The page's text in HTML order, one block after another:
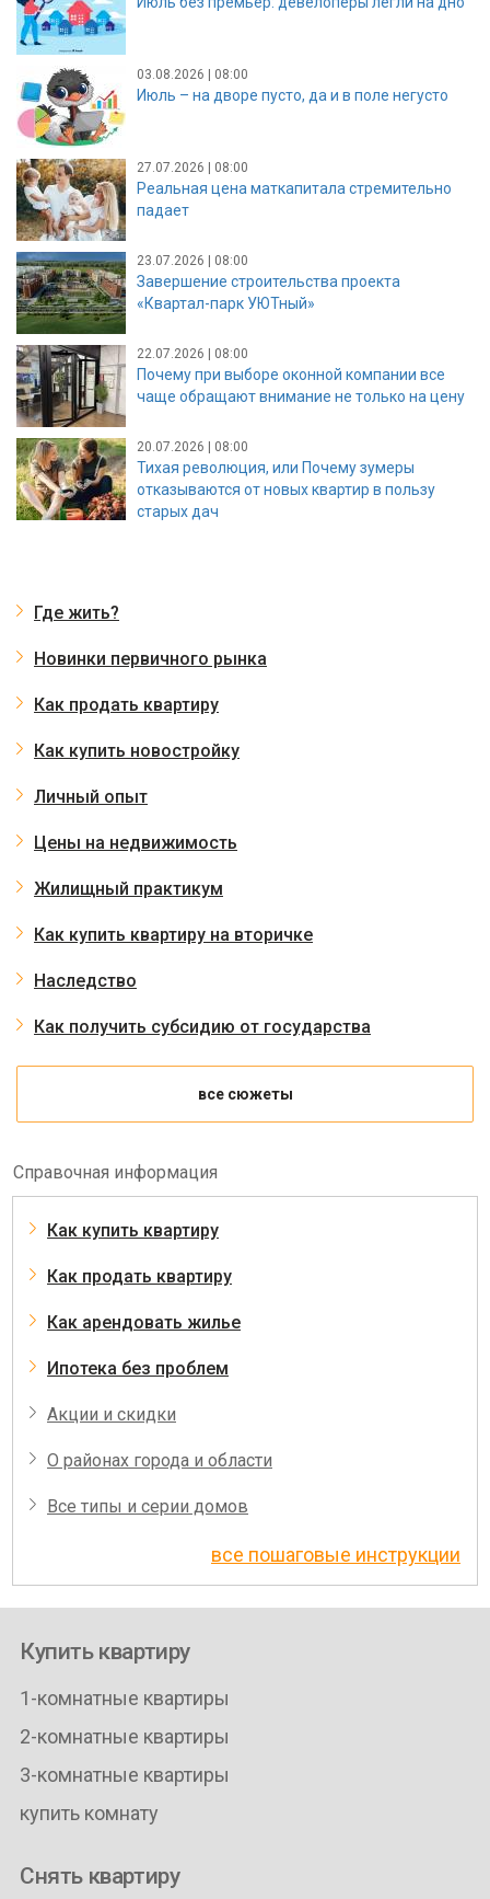
03.08.2026 | 08:00
Июль – на дворе пусто, да и в поле негусто
27.07.2026 | 08:00
Реальная цена маткапитала стремительно
падает
23.07.2026 | 08:00
Завершение строительства проекта
«Квартал-парк УЮТный»
22.07.2026 | 08:00
Почему при выборе оконной компании все
чаще обращают внимание не только на цену
20.07.2026 | 08:00
Тихая революция, или Почему зумеры
отказываются от новых квартир в пользу
старых дач
Где жить?
Новинки первичного рынка
Как продать квартиру
Как купить новостройку
Личный опыт
Цены на недвижимость
Жилищный практикум
Как купить квартиру на вторичке
Наследство
Как получить субсидию от государства
все сюжеты
Справочная информация
Как купить квартиру
Как продать квартиру
Как арендовать жилье
Ипотека без проблем
Акции и скидки
О районах города и области
Все типы и серии домов
все пошаговые инструкции
Купить квартиру
1-комнатные квартиры
2-комнатные квартиры
3-комнатные квартиры
купить комнату
Снять квартиру